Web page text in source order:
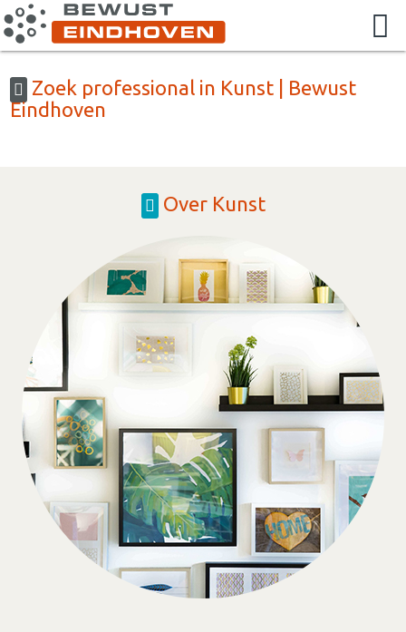
Zoek professional in Kunst | Bewust
Eindhoven
Over Kunst